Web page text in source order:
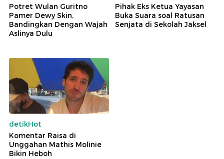
Potret Wulan Guritno
Pamer Dewy Skin,
Bandingkan Dengan Wajah
Aslinya Dulu
Pihak Eks Ketua Yayasan
Buka Suara soal Ratusan
Senjata di Sekolah Jaksel
detikHot
Komentar Raisa di
Unggahan Mathis Molinie
Bikin Heboh